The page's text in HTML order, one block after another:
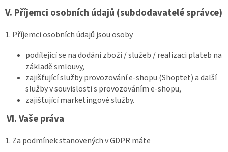
V. Příjemci osobních údajů (subdodavatelé správce)
1. Příjemci osobních údajů jsou osoby
podílející se na dodání zboží / služeb / realizaci plateb na
základě smlouvy,
zajišťující služby provozování e-shopu (Shoptet) a další
služby v souvislosti s provozováním e-shopu,
zajišťující marketingové služby.
VI.Vaše práva
1. Za podmínek stanovených v GDPR máte